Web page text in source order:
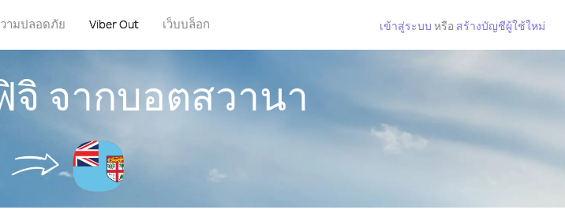
ามปลอดภัย Viber Out เว็บบล็อก เข้าสู่ระบบ หรือ สร้างบัญชีผู้ใช้ใหม่
จิ จากบอตสวานา